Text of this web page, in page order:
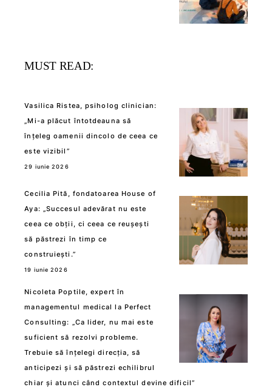
MUST READ:
Vasilica Ristea, psiholog clinician:
„Mi-a plăcut întotdeauna să
înțeleg oamenii dincolo de ceea ce
este vizibil”
29 iunie 2026
Cecilia Pită, fondatoarea House of
Aya: „Succesul adevărat nu este
ceea ce obții, ci ceea ce reușești
să păstrezi în timp ce
construiești.”
19 iunie 2026
Nicoleta Poptile, expert în
managementul medical la Perfect
Consulting: „Ca lider, nu mai este
suficient să rezolvi probleme.
Trebuie să înțelegi direcția, să
anticipezi și să păstrezi echilibrul
chiar și atunci când contextul devine dificil”